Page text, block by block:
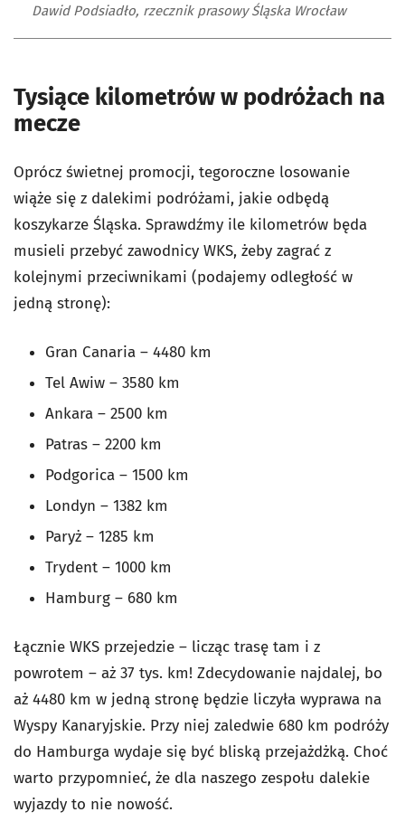
Dawid Podsiadło, rzecznik prasowy Śląska Wrocław
Tysiące kilometrów w podróżach na
mecze
Oprócz świetnej promocji, tegoroczne losowanie
wiąże się z dalekimi podróżami, jakie odbędą
koszykarze Śląska. Sprawdźmy ile kilometrów będa
musieli przebyć zawodnicy WKS, żeby zagrać z
kolejnymi przeciwnikami (podajemy odległość w
jedną stronę):
Gran Canaria – 4480 km
Tel Awiw – 3580 km
Ankara – 2500 km
Patras – 2200 km
Podgorica – 1500 km
Londyn – 1382 km
Paryż – 1285 km
Trydent – 1000 km
Hamburg – 680 km
Łącznie WKS przejedzie – licząc trasę tam i z
powrotem – aż 37 tys. km! Zdecydowanie najdalej, bo
aż 4480 km w jedną stronę będzie liczyła wyprawa na
Wyspy Kanaryjskie. Przy niej zaledwie 680 km podróży
do Hamburga wydaje się być bliską przejażdżką. Choć
warto przypomnieć, że dla naszego zespołu dalekie
wyjazdy to nie nowość.